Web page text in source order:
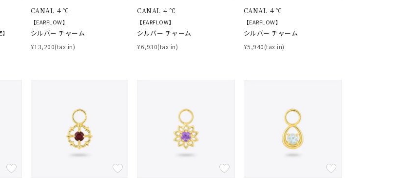
CANAL ４℃
【EARFLOW】
シルバー チャーム
¥13,200(tax in)
CANAL ４℃
【EARFLOW】
シルバー チャーム
¥6,930(tax in)
CANAL ４℃
【EARFLOW】
シルバー チャーム
¥5,940(tax in)